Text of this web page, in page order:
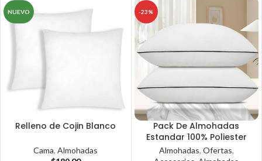
NUEVO
Relleno de Cojin Blanco
Cama,Almohadas
-23%
Pack De Almohadas
Estandar 100% Poliester
Almohadas, Ofertas,